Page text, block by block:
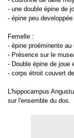
- une double épine de
- épine peu
Femelle :
- épine proéminente au
- Présence sur le
- Double épine de joue
- corps étroit couvert
L'hippocampus
sur l'ensemble du dos.